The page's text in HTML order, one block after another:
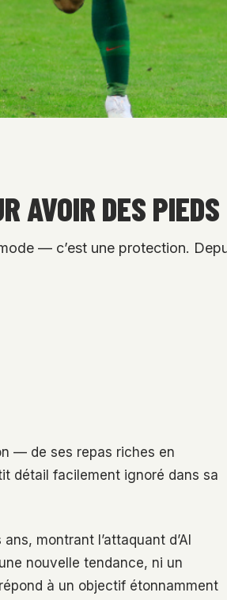
AVOIR DES
— c’est une protection.
— de ses repas riches en
détail facilement ignoré dans sa
montrant l’attaquant d’Al
nouvelle tendance, ni un
à un objectif étonnamment